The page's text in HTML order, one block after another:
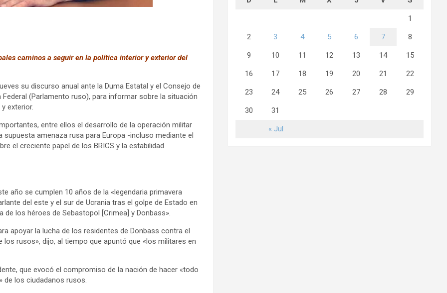
caminos a seguir en la política interior y exterior del
su discurso anual ante la Duma Estatal y el Consejo de
(Parlamento ruso), para informar sobre la situación
exterior.
entre ellos el desarrollo de la operación militar
amenaza rusa para Europa -incluso mediante el
el creciente papel de los BRICS y la estabilidad
año se cumplen 10 años de la «legendaria primavera
del este y el sur de Ucrania tras el golpe de Estado en
de los héroes de Sebastopol [Crimea] y Donbass».
apoyar la lucha de los residentes de Donbass contra el
rusos», dijo, al tiempo que apuntó que «los militares en
que evocó el compromiso de la nación de hacer «todo
de los ciudadanos rusos.
« Jul
1
2 3 4 5 6 7 8
9 10 11 12 13 14 15
16 17 18 19 20 21 22
23 24 25 26 27 28 29
30 31